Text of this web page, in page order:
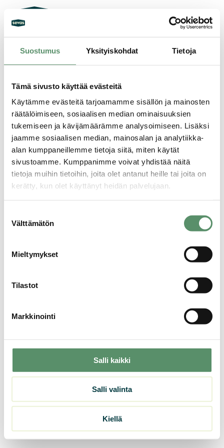
Suostumus Yksityiskohdat Tietoja
Tämä sivusto käyttää evästeitä
Käytämme evästeitä tarjoamamme sisällön ja mainosten
räätälöimiseen, sosiaalisen median ominaisuuksien
tukemiseen ja kävijämäärämme analysoimiseen. Lisäksi
jaamme sosiaalisen median, mainosalan ja analytiikka-
alan kumppaneillemme tietoja siitä, miten käytät
sivustoamme. Kumppanimme voivat yhdistää näitä
tietoja muihin tietoihin, joita olet antanut heille tai joita on
kerätty, kun olet käyttänyt heidän palvelujaan.
Evästeet >
valinta
Välttämätön
Mieltymykset
Tilastot
Markkinointi
Salli kaikki
Salli valinta
Kiellä
Siirry
sisältöön
Sevas Kodit Oy
Matti Visannin kuja 10
60100 Seinäjoki
Toimisto avoinna arkisin kello 10.00 – 14.00
p. 06 420 3311
Facebook
Instagram
© 2026 Sevas Kodit Oy